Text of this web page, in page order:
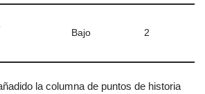
Bajo 2
la columna de puntos de historia